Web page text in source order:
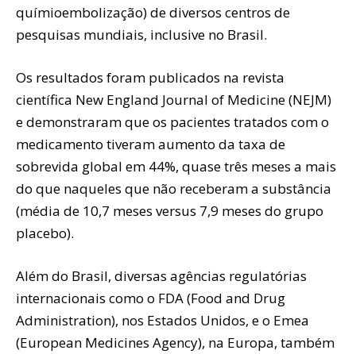
químioembolização) de diversos centros de
pesquisas mundiais, inclusive no Brasil.
Os resultados foram publicados na revista
científica New England Journal of Medicine (NEJM)
e demonstraram que os pacientes tratados com o
medicamento tiveram aumento da taxa de
sobrevida global em 44%, quase três meses a mais
do que naqueles que não receberam a substância
(média de 10,7 meses versus 7,9 meses do grupo
placebo).
Além do Brasil, diversas agências regulatórias
internacionais como o FDA (Food and Drug
Administration), nos Estados Unidos, e o Emea
(European Medicines Agency), na Europa, também